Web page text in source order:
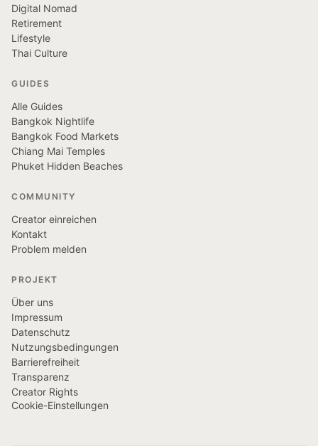
Digital Nomad
Retirement
Lifestyle
Thai Culture
GUIDES
Alle Guides
Bangkok Nightlife
Bangkok Food Markets
Chiang Mai Temples
Phuket Hidden Beaches
COMMUNITY
Creator einreichen
Kontakt
Problem melden
PROJEKT
Über uns
Impressum
Datenschutz
Nutzungsbedingungen
Barrierefreiheit
Transparenz
Creator Rights
Cookie-Einstellungen